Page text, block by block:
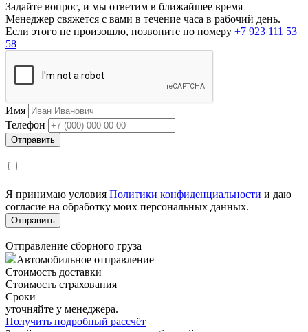
Задайте вопрос, и мы ответим в ближайшее время
Менеджер свяжется с вами в течение часа в рабочий день.
Если этого не произошло, позвоните по номеру +7 923 111 53
58
Имя
Телефон
Я принимаю условия Политики конфиденциальности и даю
согласие на обработку моих персональных данных.
Отправление сборного груза
Автомобильное отправление —
Стоимость доставки
Стоимость страхования
Сроки
уточняйте у менеджера.
Получить подробный рассчёт